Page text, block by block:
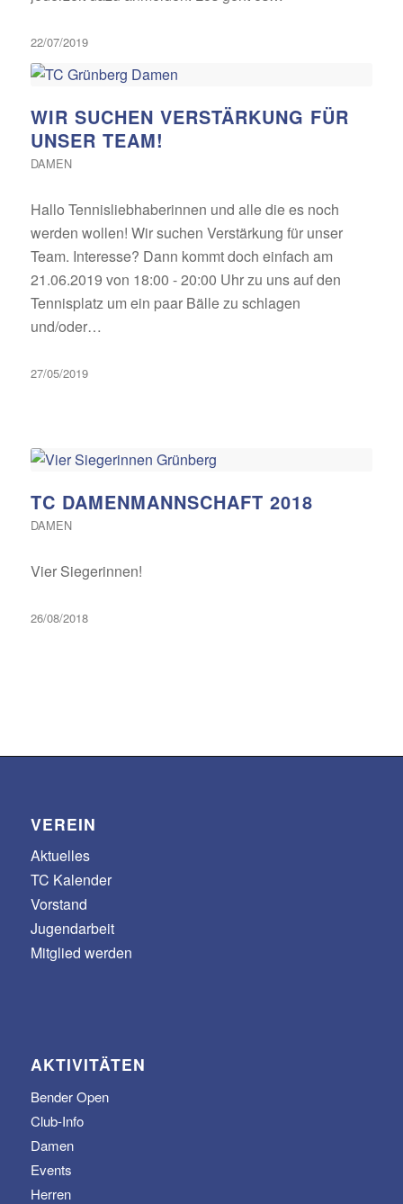
22/07/2019
WIR SUCHEN VERSTÄRKUNG FÜR
UNSER TEAM!
DAMEN
Hallo Tennisliebhaberinnen und alle die es noch
werden wollen! Wir suchen Verstärkung für unser
Team. Interesse? Dann kommt doch einfach am
21.06.2019 von 18:00 - 20:00 Uhr zu uns auf den
Tennisplatz um ein paar Bälle zu schlagen
und/oder…
27/05/2019
TC DAMENMANNSCHAFT 2018
DAMEN
Vier Siegerinnen!
26/08/2018
VEREIN
Aktuelles
TC Kalender
Vorstand
Jugendarbeit
Mitglied werden
AKTIVITÄTEN
Bender Open
Club-Info
Damen
Events
Herren